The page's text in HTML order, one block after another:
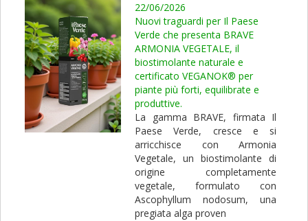
22/06/2026
Nuovi traguardi per Il Paese
Verde che presenta BRAVE
ARMONIA VEGETALE, il
biostimolante naturale e
certificato VEGANOK® per
piante più forti, equilibrate e
produttive.
La gamma BRAVE, firmata Il
Paese Verde, cresce e si
arricchisce con Armonia
Vegetale, un biostimolante di
origine completamente
vegetale, formulato con
Ascophyllum nodosum, una
pregiata alga proven